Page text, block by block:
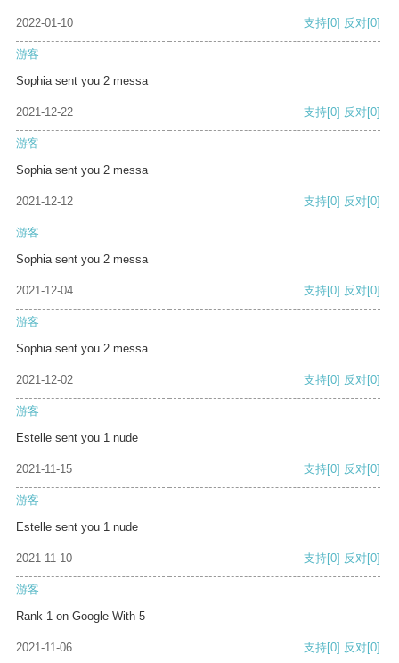
2022-01-10 支持[0] 反对[0]
游客
Sophia sent you 2 messa
2021-12-22 支持[0] 反对[0]
游客
Sophia sent you 2 messa
2021-12-12 支持[0] 反对[0]
游客
Sophia sent you 2 messa
2021-12-04 支持[0] 反对[0]
游客
Sophia sent you 2 messa
2021-12-02 支持[0] 反对[0]
游客
Estelle sent you 1 nude
2021-11-15 支持[0] 反对[0]
游客
Estelle sent you 1 nude
2021-11-10 支持[0] 反对[0]
游客
Rank 1 on Google With 5
2021-11-06 支持[0] 反对[0]